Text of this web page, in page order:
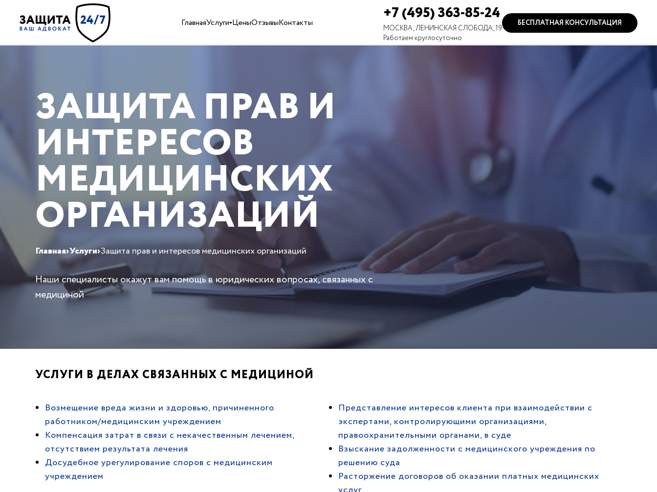
ГлавнаяУслуги ЦеныОтзывыКонтакты +7 (495) 363-85-24
МОСКВА, ЛЕНИНСКАЯ СЛОБОДА, 19
Работаем круглосуточно
БЕСПЛАТНАЯ КОНСУЛЬТАЦИЯ
ЗАЩИТА ПРАВ И
ИНТЕРЕСОВ
МЕДИЦИНСКИХ
ОРГАНИЗАЦИЙ
Главная›Услуги›Защита прав и интересов медицинских организаций
Наши специалисты окажут вам помощь в юридических вопросах, связанных с
медициной
УСЛУГИ В ДЕЛАХ СВЯЗАННЫХ С МЕДИЦИНОЙ
Возмещение вреда жизни и здоровью, причиненного
работником/медицинским учреждением
Компенсация затрат в связи с некачественным лечением,
отсутствием результата лечения
Досудебное урегулирование споров с медицинским
учреждением
Представление интересов клиента при взаимодействии с
экспертами, контролирующими организациями,
правоохранительными органами, в суде
Взыскание задолженности с медицинского учреждения по
решению суда
Расторжение договоров об оказании платных медицинских